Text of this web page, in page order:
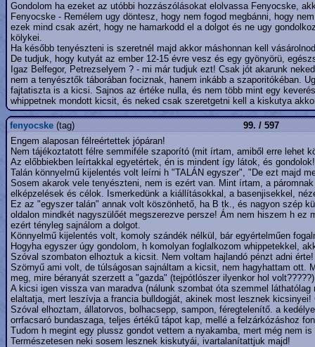
Gondolom ha ezeket az utóbbi hozzászólásokat elolvassa Fenyocske,
Fenyocske - Remélem ugy döntesz, hogy nem fogod megbánni, hogy
ezek mind csak azért, hogy ne hamarkodd el a dolgot és ne ugy
kölykei.
Ha később tenyészteni is szeretnél majd akkor máshonnan kell
De tudjuk, hogy kutyát az ember 12-15 évre vesz és egy gyönyörü,
Igaz Belfegor, Petrezselyem ? - mi már tudjuk ezt! Csak jót akarunk
nem a tenyésztők táborában fociznak, hanem inkább a szaporitókéban.
fajtatiszta is a kicsi. Sajnos az értéke nulla, és nem több mint egy
whippetnek mondott kicsit, és neked csak szeretgetni kell a kiskutya
fenyocske (tag)
99. / 597
Engem alaposan félreértettek jópáran!
Nem tájékoztatott félre semmiféle szaporító (mit írtam, amiből erre lehet
Az előbbiekben leírtakkal egyetértek, én is mindent így látok, és gondolok!
Talán könnyelmű kijelentés volt leírni h "TALÁN egyszer", "De ezt majd
Sosem akarok vele tenyészteni, nem is ezért van. Mint írtam, a
elképzelések és célok. Ismerkedünk a kiállításokkal, a basenjisekkel,
Ez az "egyszer talán" annak volt köszönhető, ha B tk., és nagyon szép
oldalon mindkét nagyszülőét megszerezve persze! Ám nem hiszem h
ezért tényleg sajnálom a dolgot.
Könnyelmű kijelentés volt, komoly szándék nélkül, bár egyértelműen
Hogyha egyszer úgy gondolom, h komolyan foglalkozom whippetekkel,
Szóval szombaton elhoztuk a kicsit. Nem voltam hajlandó pénzt adni
Szörnyű ami volt, de túlságosan sajnáltam a kicsit, nem hagyhattam ott.
meg, mire béranyát szerzett a "gazda" (tejpótlószer ilyenkor hol
A kicsi igen vissza van maradva (nálunk szombat óta szemmel
elaltatja, mert leszívja a francia bulldogját, akinek most lesznek
Szóval elhoztam, állatorvos, bolhacsepp, sampon, féregtelenítő. a
orrfacsaró bundaszaga, teljes értékű tápot kap, mellé a felzárkózáshoz
Tudom h megint egy plussz gondot vettem a nyakamba, mert még nem
Természetesen neki sosem lesznek kiskutyái, ivartalanítattjuk majd!